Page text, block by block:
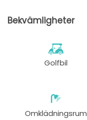
Bekvämligheter
Golfbil
Omklädningsrum